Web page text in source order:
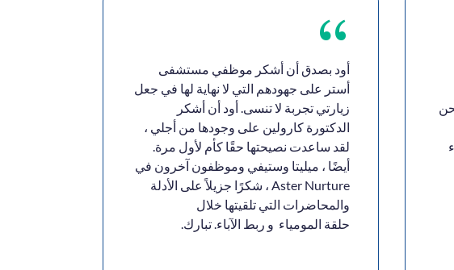
أود بصدق أن أشكر موظفي مستشفى
أستر على جهودهم التي لا نهاية لها في جعل
زيارتي تجربة لا تنسى. أود أن أشكر
الدكتورة كارولين على وجودها من أجلي ،
لقد ساعدت نصيحتها حقًا كأم لأول مرة.
أيضًا ، ميليتا وستيفي وموظفون آخرون في
Aster Nurture ، شكرًا جزيلاً على الأدلة
والمحاضرات التي تلقيتها خلال
حلقة المومياء و ربط الآباء. تبارك.